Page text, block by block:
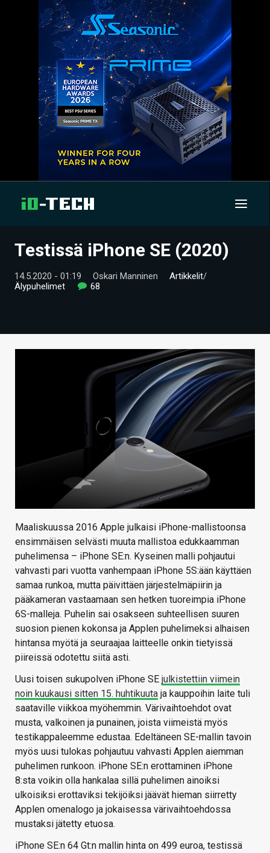
UUTISET
ARTIKKELIT
TECHBBS
Testissä iPhone SE (2020)
14.5.2020 - 01:19 Oskari Manninen Artikkelit/
Älypuhelimet
68
Maaliskuussa 2016 Apple julkaisi iPhone-mallistoonsa
ensimmäisen selvästi muuta mallistoa edukkaamman
puhelimensa – iPhone SE:n. Kyseinen malli pohjautui
vahvasti pari vuotta vanhempaan iPhone 5S:ään käyttäen
samaa runkoa, mutta päivittäen järjestelmäpiirin ja
pääkameran vastaamaan sen hetken tuoreimpia iPhone
6S-malleja. Puhelin sai osakseen suhteellisen suuren
suosion pienen kokonsa ja Applen puhelimeksi alhaisen
hintansa myötä ja seuraajaa laitteelle onkin tietyissä
piireissä odotettu siitä asti.
Uusi toisen sukupolven iPhone SE julkistettiin viimein
noin kuukausi sitten 15. huhtikuuta ja kauppoihin laite tuli
saataville viikkoa myöhemmin. Värivaihtoehdot ovat
musta, valkoinen ja punainen, joista viimeistä myös
testikappaleemme edustaa. Edeltäneen SE-mallin tavoin
myös uusi tulokas pohjautuu vahvasti Applen aiemman
puhelimen runkoon. iPhone SE:n erottaminen iPhone
8:sta voikin olla hankalaa sillä puhelimen ainoiksi
ulkoisiksi erottaviksi tekijöiksi jäävät hieman siirretty
Applen omenalogo ja jokaisessa värivaihtoehdossa
mustaksi jätetty etuosa.
iPhone SE:n 64 Gt:n mallin hinta on 499 euroa, testissä